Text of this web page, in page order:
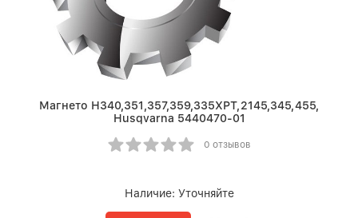
Магнето Н340,351,357,359,335ХРТ,2145,345,455,
Husqvarna 5440470-01
0 отзывов
Наличие: Уточняйте